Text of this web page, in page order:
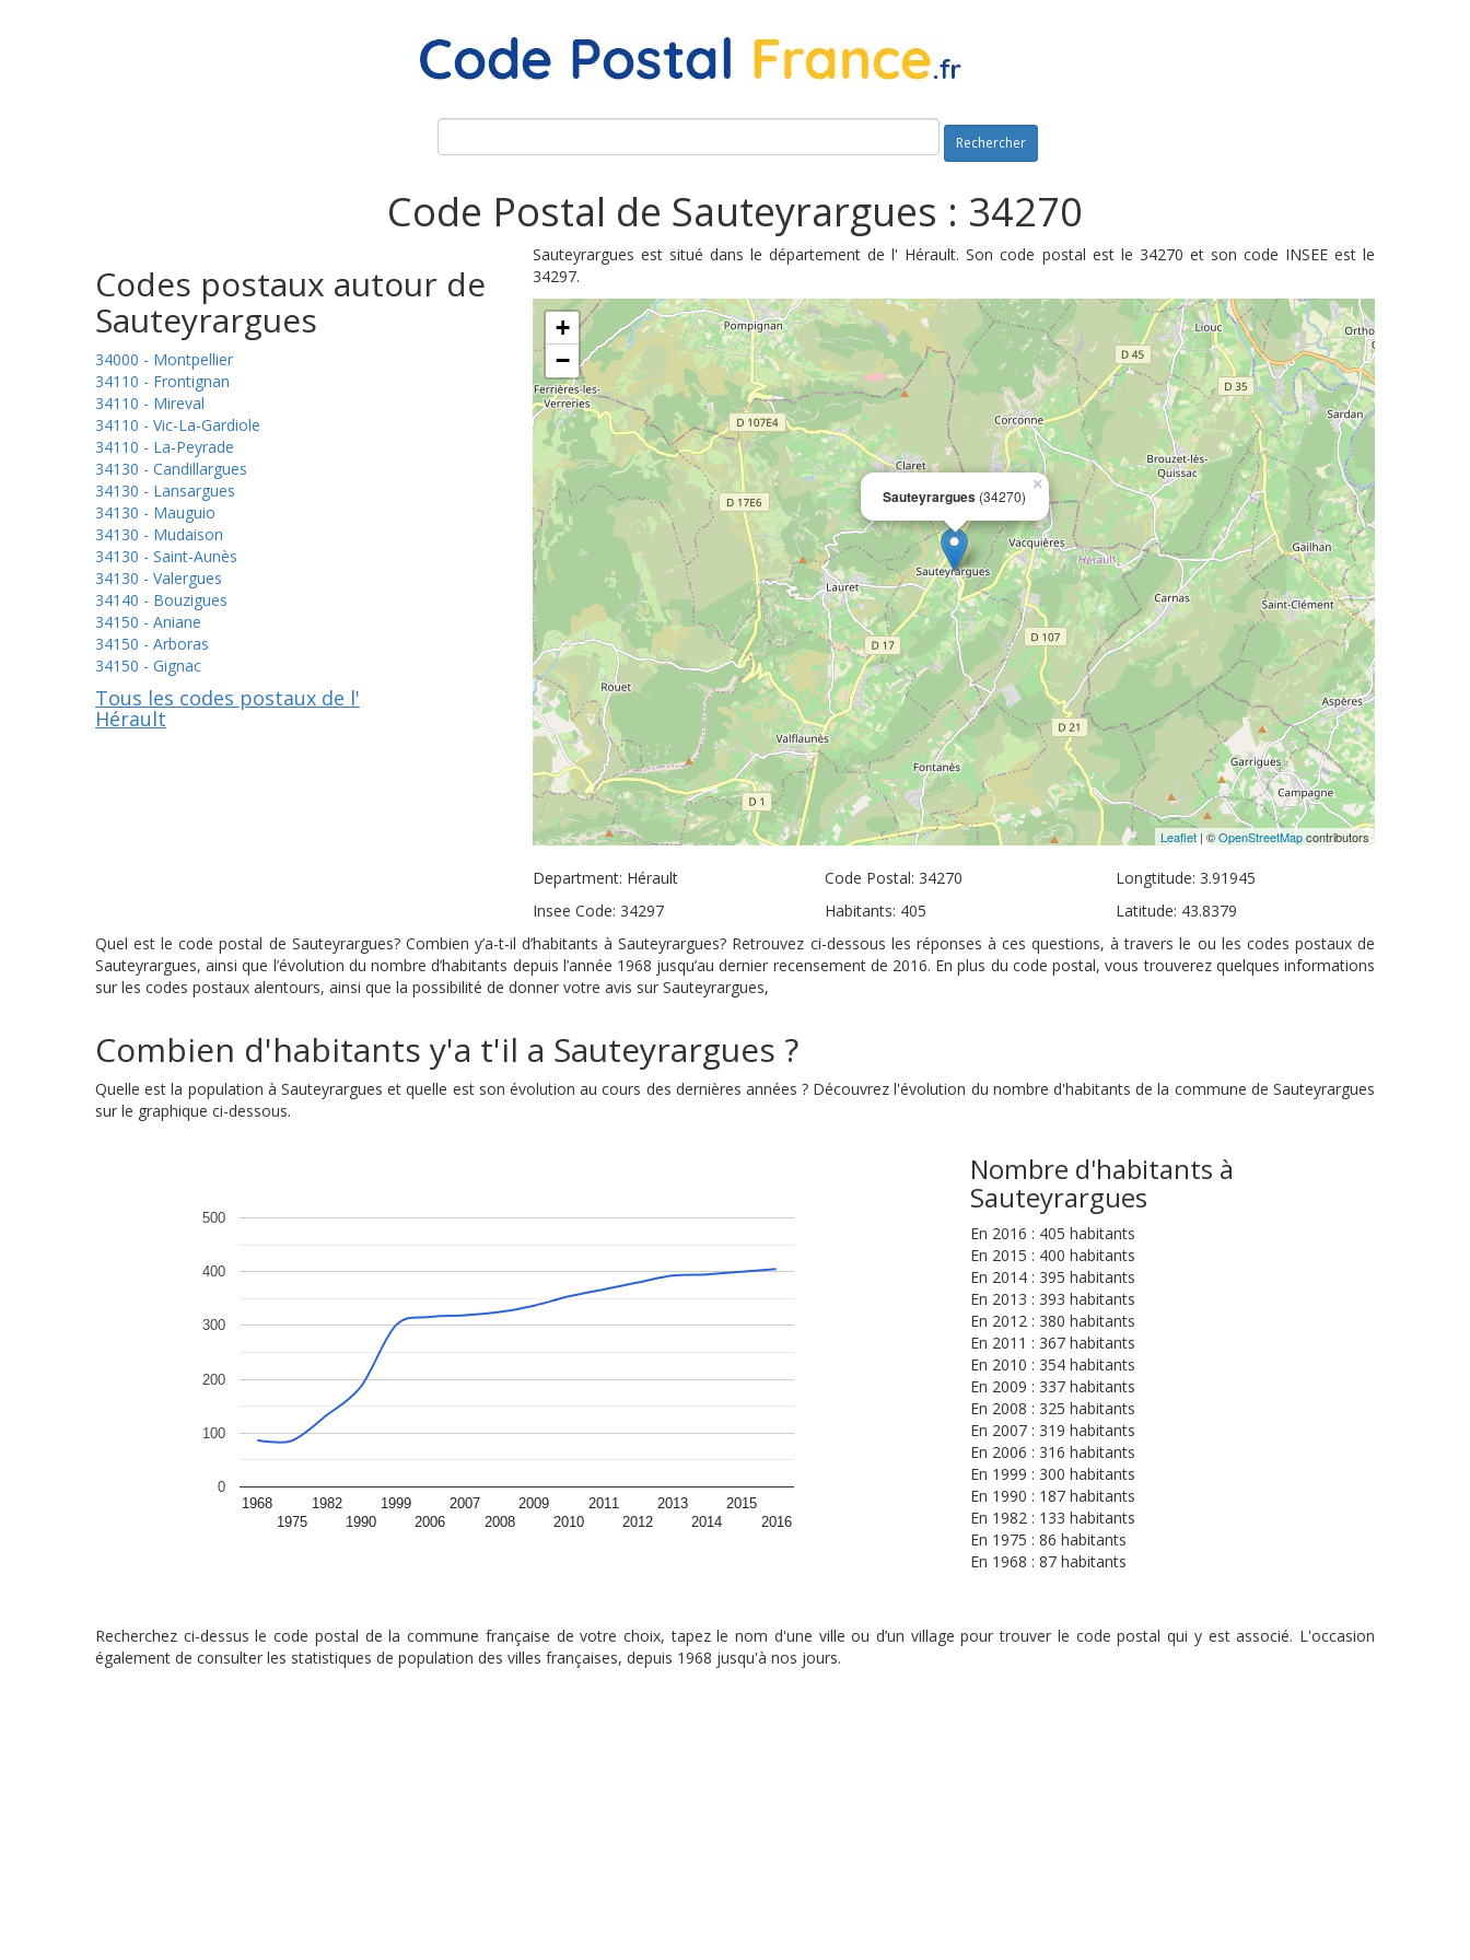
Rechercher
Code Postal de Sauteyrargues : 34270
Codes postaux autour de
Sauteyrargues
34000 - Montpellier
34110 - Frontignan
34110 - Mireval
34110 - Vic-La-Gardiole
34110 - La-Peyrade
34130 - Candillargues
34130 - Lansargues
34130 - Mauguio
34130 - Mudaison
34130 - Saint-Aunès
34130 - Valergues
34140 - Bouzigues
34150 - Aniane
34150 - Arboras
34150 - Gignac
Tous les codes postaux de l'
Hérault
Sauteyrargues est situé dans le département de l' Hérault. Son code postal est le 34270 et son code INSEE est le
34297.
Sauteyrargues (34270)
×
+
−
Leaflet | ©OpenStreetMapcontributors
Department: Hérault
Insee Code: 34297
Code Postal: 34270
Habitants: 405
Longtitude: 3.91945
Latitude: 43.8379
Quel est le code postal de Sauteyrargues? Combien y’a-t-il d’habitants à Sauteyrargues? Retrouvez ci-dessous les réponses à ces questions, à travers le ou les codes postaux de
Sauteyrargues, ainsi que l’évolution du nombre d’habitants depuis l’année 1968 jusqu’au dernier recensement de 2016. En plus du code postal, vous trouverez quelques informations
sur les codes postaux alentours, ainsi que la possibilité de donner votre avis sur Sauteyrargues,
Combien d'habitants y'a t'il a Sauteyrargues ?
Quelle est la population à Sauteyrargues et quelle est son évolution au cours des dernières années ? Découvrez l'évolution du nombre d'habitants de la commune de Sauteyrargues
sur le graphique ci-dessous.
1968
1975
1982
1990
1999
2006
2007
2008
2009
2010
2011
2012
2013
2014
2015
2016
0
100
200
300
400
500
Nombre d'habitants à
Sauteyrargues
En 2016 : 405 habitants
En 2015 : 400 habitants
En 2014 : 395 habitants
En 2013 : 393 habitants
En 2012 : 380 habitants
En 2011 : 367 habitants
En 2010 : 354 habitants
En 2009 : 337 habitants
En 2008 : 325 habitants
En 2007 : 319 habitants
En 2006 : 316 habitants
En 1999 : 300 habitants
En 1990 : 187 habitants
En 1982 : 133 habitants
En 1975 : 86 habitants
En 1968 : 87 habitants
Recherchez ci-dessus le code postal de la commune française de votre choix, tapez le nom d'une ville ou d’un village pour trouver le code postal qui y est associé. L'occasion
également de consulter les statistiques de population des villes françaises, depuis 1968 jusqu'à nos jours.